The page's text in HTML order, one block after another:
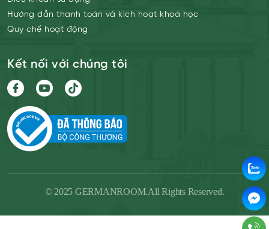
Hướng dẫn thanh toán và kích hoạt khoá học
Quy chế hoạt động
Kết nối với chúng tôi
© 2025 GERMANROOM.All Rights Reserved.